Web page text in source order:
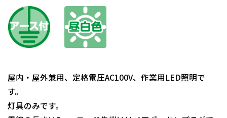
屋内・屋外兼用、定格電圧AC100V、作業用LED照明で
す。
灯具のみです。